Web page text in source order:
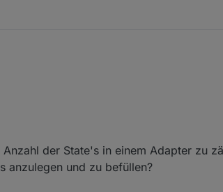
der State's in einem Adapter zu
anzulegen und zu befüllen?